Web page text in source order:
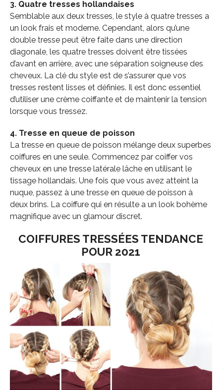
3. Quatre tresses hollandaises
Semblable aux deux tresses, le style à quatre tresses a
un look frais et moderne. Cependant, alors qu’une
double tresse peut être faite dans une direction
diagonale, les quatre tresses doivent être tissées
d’avant en arrière, avec une séparation soigneuse des
cheveux. La clé du style est de s’assurer que vos
tresses restent lisses et définies. Il est donc essentiel
d’utiliser une crème coiffante et de maintenir la tension
lorsque vous tressez.
4. Tresse en queue de poisson
La tresse en queue de poisson mélange deux superbes
coiffures en une seule. Commencez par coiffer vos
cheveux en une tresse latérale lâche en utilisant le
tissage hollandais. Une fois que vous avez atteint la
nuque, passez à une tresse en queue de poisson à
deux brins. La coiffure qui en résulte a un look bohème
magnifique avec un glamour discret.
COIFFURES TRESSÉES TENDANCE
POUR 2021